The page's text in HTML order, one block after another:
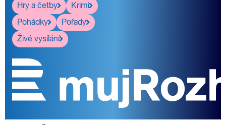
Hry a četby
Krimi
Pohádky
Pořady
Živé vysílání